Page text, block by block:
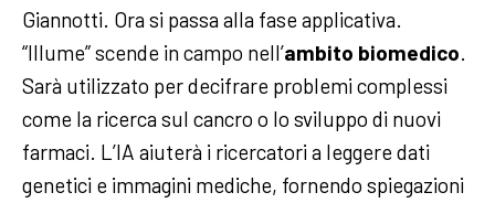
Giannotti. Ora si passa alla fase applicativa.
“Illume” scende in campo nell’ambito biomedico.
Sarà utilizzato per decifrare problemi complessi
come la ricerca sul cancro o lo sviluppo di nuovi
farmaci. L’IA aiuterà i ricercatori a leggere dati
genetici e immagini mediche, fornendo spiegazioni